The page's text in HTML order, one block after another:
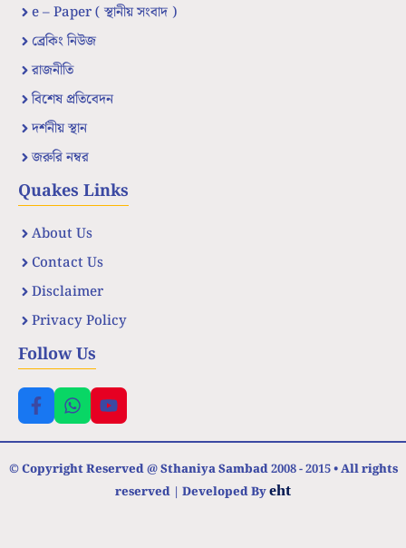
e – Paper ( স্থানীয় সংবাদ )
ব্রেকিং নিউজ
রাজনীতি
বিশেষ প্রতিবেদন
দর্শনীয় স্থান
জরুরি নম্বর
Quakes Links
About Us
Contact Us
Disclaimer
Privacy Policy
Follow Us
© Copyright Reserved @ Sthaniya Sambad 2008 - 2015 • All rights
reserved | Developed Byeht